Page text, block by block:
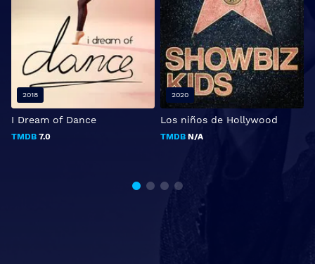
I Dream of Dance
TMDB 7.0
2018
Los niños de Hollywood
TMDB N/A
2020